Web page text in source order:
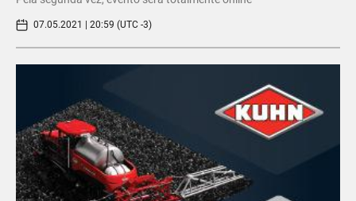
07.05.2021 | 20:59 (UTC -3)